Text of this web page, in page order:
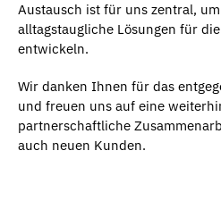
Austausch ist für uns zentral,
alltagstaugliche Lösungen für
entwickeln.
Wir danken Ihnen für das
und freuen uns auf eine
partnerschaftliche
auch neuen Kunden.